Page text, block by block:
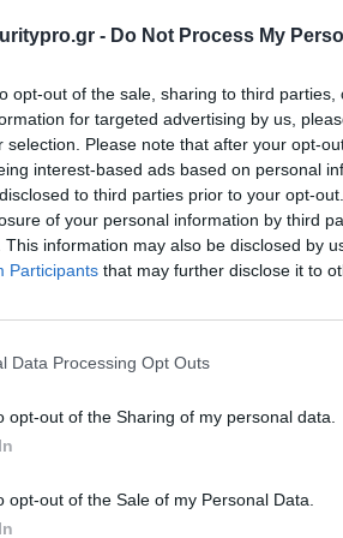
- Do Not Process My
opt-out of the sale, sharing to third
for targeted advertising by us,
selection. Please note that after your opt-
interest-based ads based on personal
to third parties prior to your opt-
of your personal information by third
This information may also be disclosed by
Participants that may further disclose it to
Data Processing Opt Outs
opt-out of the Sharing of my personal data.
opt-out of the Sale of my Personal Data.
για τις